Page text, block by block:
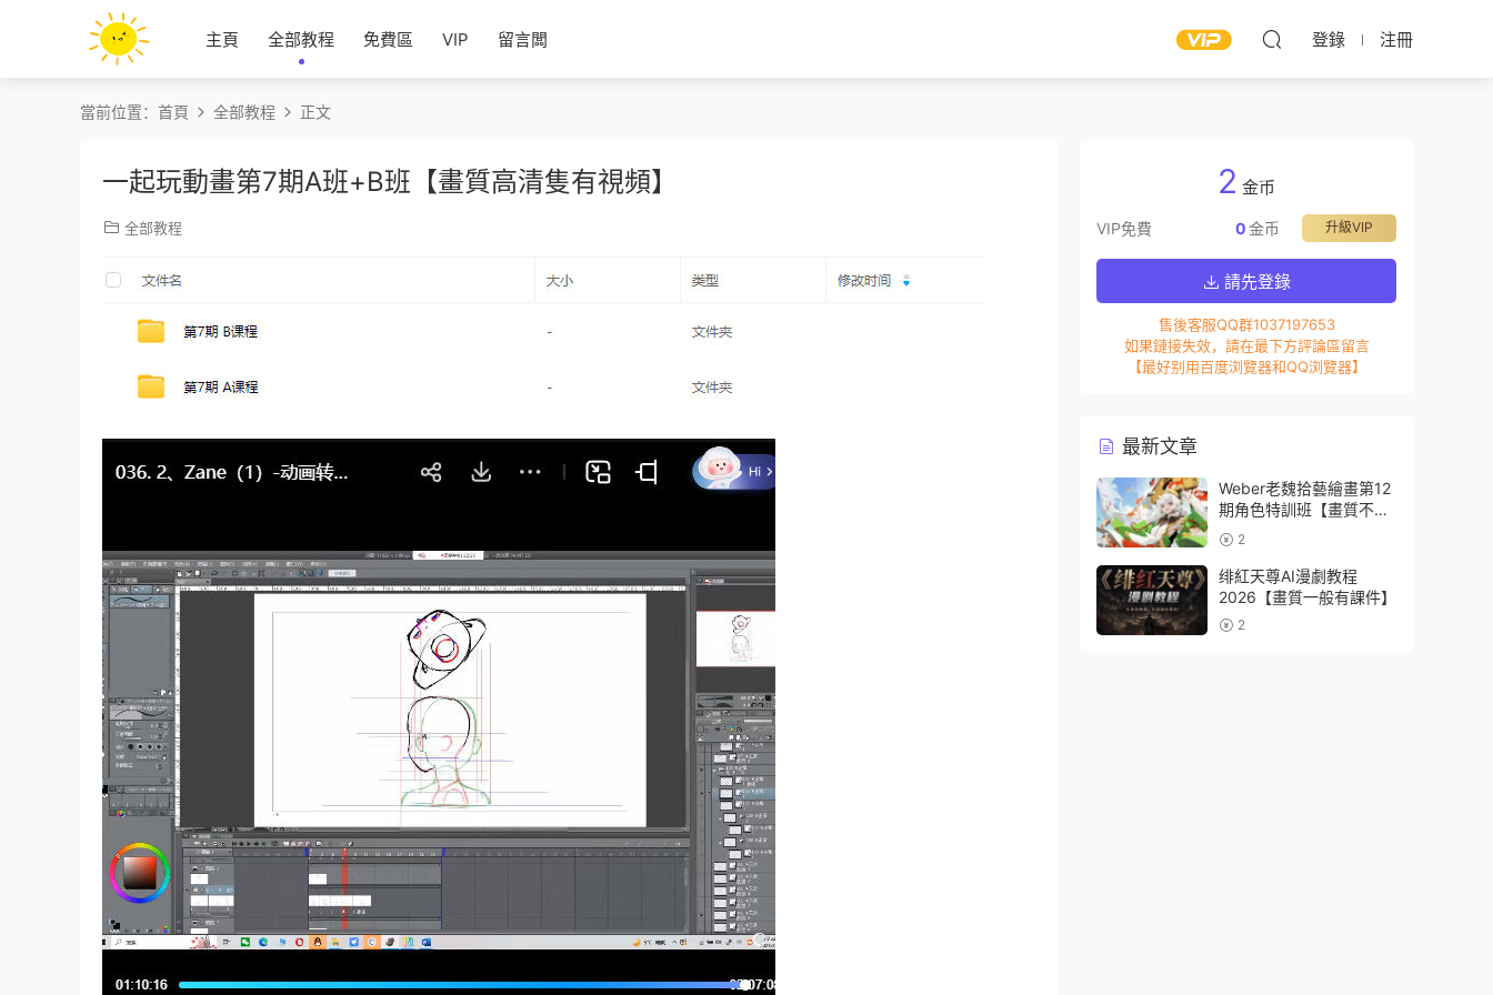
主頁 全部教程 免費區 VIP 留言闆 登錄 注冊
當前位置： 首頁 全部教程 正文
一起玩動畫第7期A班+B班【畫質高清隻有視頻】
全部教程
2 金币
VIP免費 升級VIP
0金币
請先登錄
售後客服QQ群1037197653
如果鏈接失效，請在最下方評論區留言
【最好别用百度浏覽器和QQ浏覽器】
最新文章
Weber老魏拾藝繪畫第12
期角色特訓班【畫質不錯
隻有視頻】
2
绯紅天尊AI漫劇教程
2026【畫質一般有課件】
2